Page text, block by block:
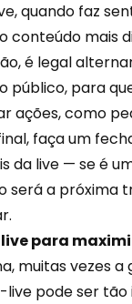
quando faz
conteúdo mais
é legal
público, para
ações, como
faça um
da live — se é
será a próxima
live para
muitas vezes
live pode ser